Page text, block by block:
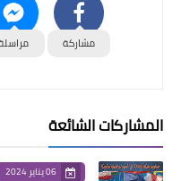
مشاركة
المشاركات الشائعة
06 يناير 2024